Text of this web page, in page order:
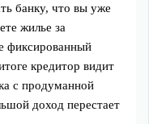
банку, что вы уже
жилье за
фиксированный
кредитор видит
с продуманной
доход перестает